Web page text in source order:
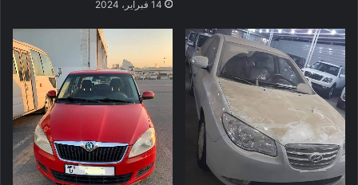
14 فبراير، 2024